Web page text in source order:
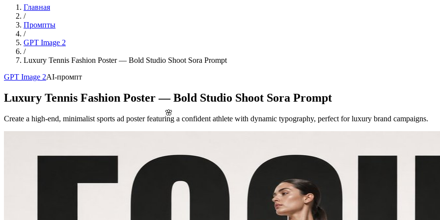
🌸
Главная
/
Промпты
/
GPT Image 2
/
Luxury Tennis Fashion Poster — Bold Studio Shoot Sora Prompt
GPT Image 2AI-промпт
Luxury Tennis Fashion Poster — Bold Studio Shoot Sora Prompt
Create a high-end, minimalist sports ad poster featuring a confident athlete with dynamic typography, perfect for luxury brand campaigns.